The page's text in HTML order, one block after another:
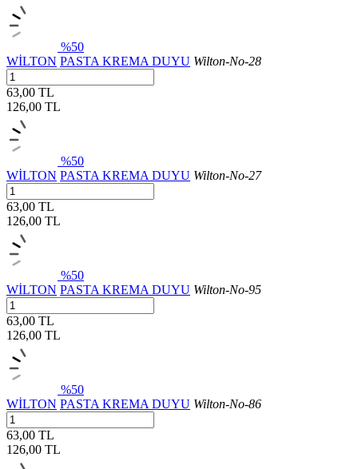
%50
WİLTON PASTA KREMA DUYU Wilton-No-28
63,00 TL
126,00 TL
%50
WİLTON PASTA KREMA DUYU Wilton-No-27
63,00 TL
126,00 TL
%50
WİLTON PASTA KREMA DUYU Wilton-No-95
63,00 TL
126,00 TL
%50
WİLTON PASTA KREMA DUYU Wilton-No-86
63,00 TL
126,00 TL